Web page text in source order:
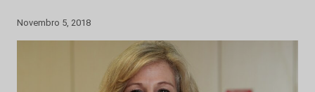
Novembro 5, 2018